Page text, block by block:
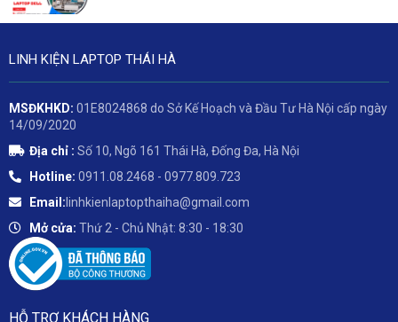
LINH KIỆN LAPTOP THÁI HÀ
MSĐKHKD: 01E8024868 do Sở Kế Hoạch và Đầu Tư Hà Nội cấp ngày
14/09/2020
Địa chỉ : Số 10, Ngõ 161 Thái Hà, Đống Đa, Hà Nội
Hotline: 0911.08.2468 - 0977.809.723
Email:linhkienlaptopthaiha@gmail.com
Mở cửa: Thứ 2 - Chủ Nhật: 8:30 - 18:30
HỖ TRỢ KHÁCH HÀNG